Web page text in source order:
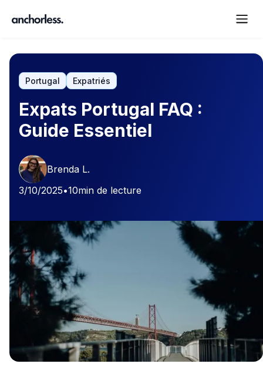
Portugal Expatriés
Expats Portugal FAQ :
Guide Essentiel
Brenda L.
3/10/2025•10min de lecture